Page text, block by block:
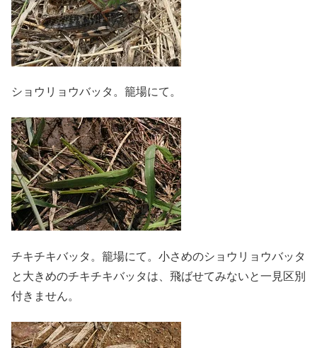
ショウリョウバッタ。籠場にて。
チキチキバッタ。籠場にて。小さめのショウリョウバッタ
と大きめのチキチキバッタは、飛ばせてみないと一見区別
付きません。